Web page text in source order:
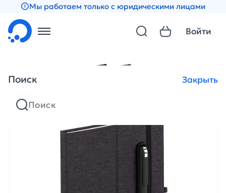
Мы работаем только с юридическими лицами
Поиск Закрыть
Войти